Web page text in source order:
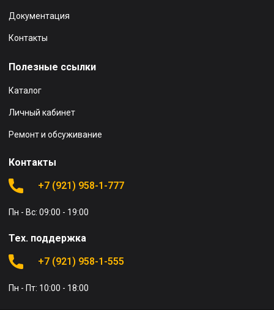
Документация
Контакты
Полезные ссылки
Каталог
Личный кабинет
Ремонт и обсуживание
Контакты
+7 (921) 958-1-777
Пн - Вс: 09:00 - 19:00
Тех. поддержка
+7 (921) 958-1-555
Пн - Пт: 10:00 - 18:00